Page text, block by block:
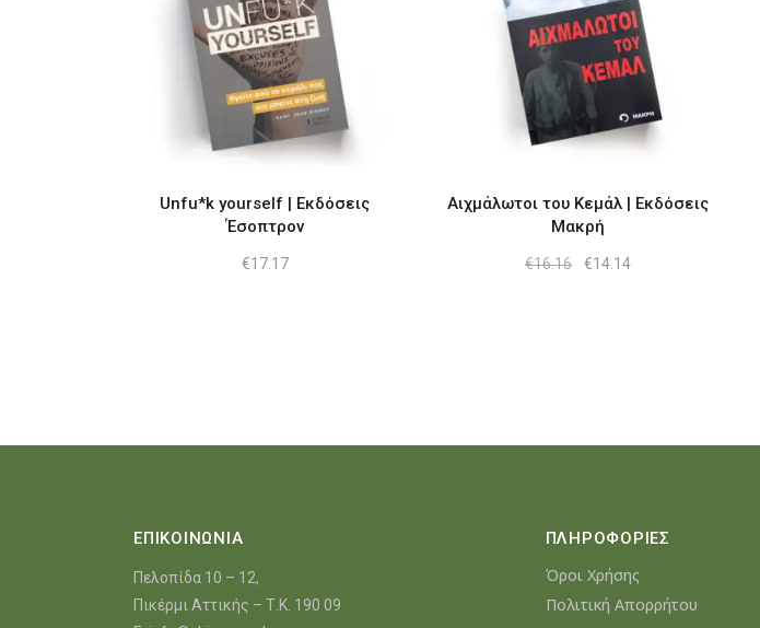
Unfu*k yourself | Εκδόσεις
Έσοπτρον
€17.17
Αιχμάλωτοι του Κεμάλ | Εκδόσεις
Μακρή
€16.16
Original
€14.14Η
ΕΠΙΚΟΙΝΩΝΙΑ
Πελοπίδα 10 – 12,
Πικέρμι Αττικής – Τ.Κ. 190 09
ΠΛΗΡΟΦΟΡΙΕΣ
Όροι Χρήσης
Πολιτική Απορρήτου